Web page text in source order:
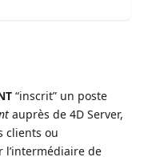
“inscrit” un poste
auprès de 4D Server,
clients ou
l’intermédiaire de